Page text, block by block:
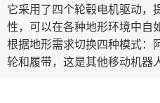
它采用了四个轮毂电机驱动，
性，可以在各种地形环境中自
根据地形需求切换四种模式：
轮和履带，这是其他移动机器